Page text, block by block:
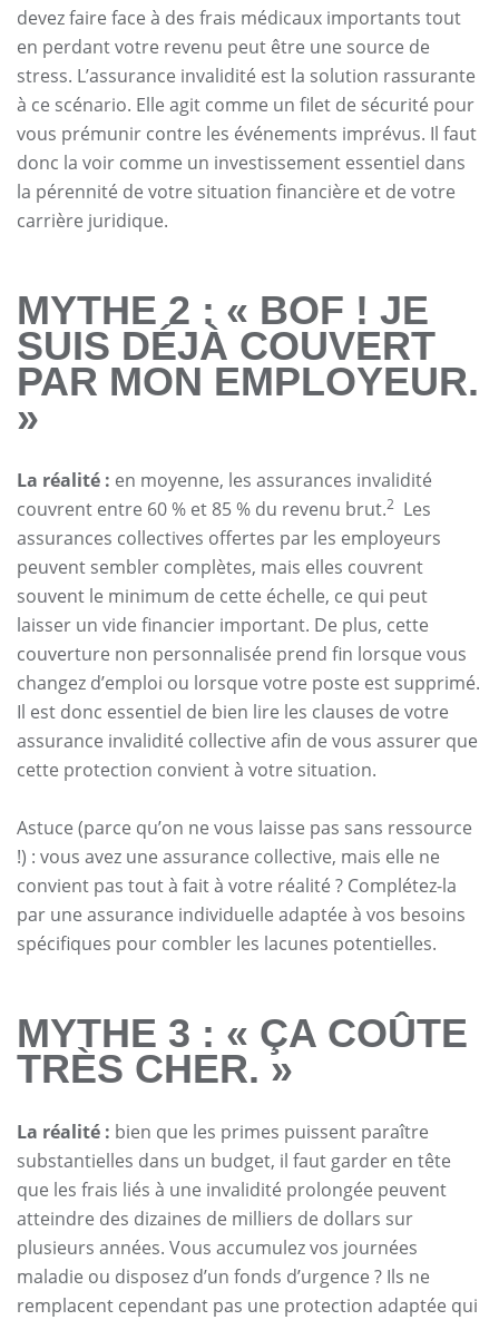
devez faire face à des frais médicaux importants tout
en perdant votre revenu peut être une source de
stress. L’assurance invalidité est la solution rassurante
à ce scénario. Elle agit comme un filet de sécurité pour
vous prémunir contre les événements imprévus. Il faut
donc la voir comme un investissement essentiel dans
la pérennité de votre situation financière et de votre
carrière juridique.
MYTHE 2 : « BOF ! JE
SUIS DÉJÀ COUVERT
PAR MON EMPLOYEUR.
»
La réalité : en moyenne, les assurances invalidité
couvrent entre 60 % et 85 % du revenu brut.2 Les
assurances collectives offertes par les employeurs
peuvent sembler complètes, mais elles couvrent
souvent le minimum de cette échelle, ce qui peut
laisser un vide financier important. De plus, cette
couverture non personnalisée prend fin lorsque vous
changez d’emploi ou lorsque votre poste est supprimé.
Il est donc essentiel de bien lire les clauses de votre
assurance invalidité collective afin de vous assurer que
cette protection convient à votre situation.
Astuce (parce qu’on ne vous laisse pas sans ressource
!) : vous avez une assurance collective, mais elle ne
convient pas tout à fait à votre réalité ? Complétez-la
par une assurance individuelle adaptée à vos besoins
spécifiques pour combler les lacunes potentielles.
MYTHE 3 : « ÇA COÛTE
TRÈS CHER. »
La réalité : bien que les primes puissent paraître
substantielles dans un budget, il faut garder en tête
que les frais liés à une invalidité prolongée peuvent
atteindre des dizaines de milliers de dollars sur
plusieurs années. Vous accumulez vos journées
maladie ou disposez d’un fonds d’urgence ? Ils ne
remplacent cependant pas une protection adaptée qui